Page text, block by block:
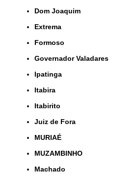
Dom Joaquim
Extrema
Formoso
Governador Valadares
Ipatinga
Itabira
Itabirito
Juiz de Fora
MURIAÉ
MUZAMBINHO
Machado